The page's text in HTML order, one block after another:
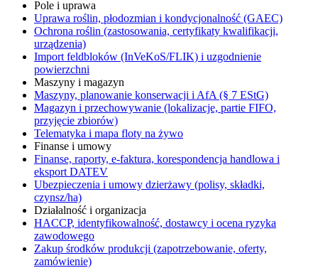
Pole i uprawa
Uprawa roślin, płodozmian i kondycjonalność (GAEC)
Ochrona roślin (zastosowania, certyfikaty kwalifikacji,
urządzenia)
Import feldbloków (InVeKoS/FLIK) i uzgodnienie
powierzchni
Maszyny i magazyn
Maszyny, planowanie konserwacji i AfA (§ 7 EStG)
Magazyn i przechowywanie (lokalizacje, partie FIFO,
przyjęcie zbiorów)
Telematyka i mapa floty na żywo
Finanse i umowy
Finanse, raporty, e-faktura, korespondencja handlowa i
eksport DATEV
Ubezpieczenia i umowy dzierżawy (polisy, składki,
czynsz/ha)
Działalność i organizacja
HACCP, identyfikowalność, dostawcy i ocena ryzyka
zawodowego
Zakup środków produkcji (zapotrzebowanie, oferty,
zamówienie)